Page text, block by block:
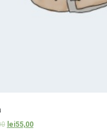
lei55,00